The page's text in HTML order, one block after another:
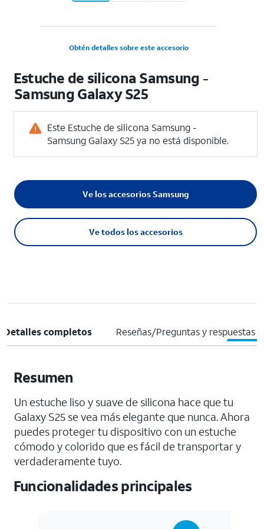
Obtén detalles sobre este accesorio
Estuche de silicona Samsung -
Samsung Galaxy S25
Este Estuche de silicona Samsung -
Samsung Galaxy S25 ya no está disponible.
Ve todos los accesorios
Ve los accesorios Samsung
Detalles completos Reseñas/Preguntas y respuestas
Resumen
Un estuche liso y suave de silicona hace que tu
Galaxy S25 se vea más elegante que nunca. Ahora
puedes proteger tu dispositivo con un estuche
cómodo y colorido que es fácil de transportar y
verdaderamente tuyo.
Funcionalidades principales